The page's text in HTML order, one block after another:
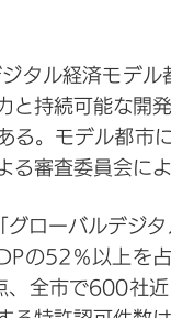
タル経済モデ
と持続可能な開
る。モデル都市
る審査委員会に
ローバルデジ
の52％以上を
全市で600社近